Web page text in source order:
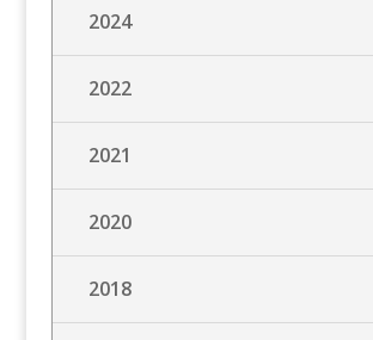
2024
2022
2021
2020
2018